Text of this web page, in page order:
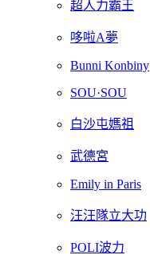
超人力霸王
哆啦A夢
Bunni Konbiny
SOU·SOU
白沙屯媽祖
武德宮
Emily in Paris
汪汪隊立大功
POLI波力